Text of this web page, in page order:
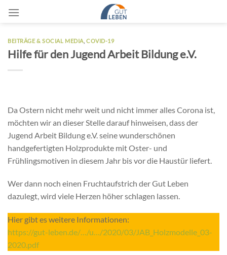
Inhalt
BEITRÄGE & SOCIAL MEDIA,COVID-19
Hilfe für den Jugend Arbeit Bildung e.V.
Da Ostern nicht mehr weit und nicht immer alles Corona ist,
möchten wir an dieser Stelle darauf hinweisen, dass der
Jugend Arbeit Bildung e.V. seine wunderschönen
handgefertigten Holzprodukte mit Oster- und
Frühlingsmotiven in diesem Jahr bis vor die Haustür liefert.
Wer dann noch einen Fruchtaufstrich der Gut Leben
dazulegt, wird viele Herzen höher schlagen lassen.
Hier gibt es weitere Informationen:
https://gut-leben.de/…/u…/2020/03/JAB_Holzmodelle_03-
2020.pdf